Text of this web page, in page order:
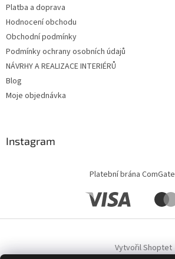
Platba a doprava
Hodnocení obchodu
Obchodní podmínky
Podmínky ochrany osobních údajů
NÁVRHY A REALIZACE INTERIÉRŮ
Blog
Moje objednávka
Instagram
Platební brána ComGate
Vytvořil Shoptet